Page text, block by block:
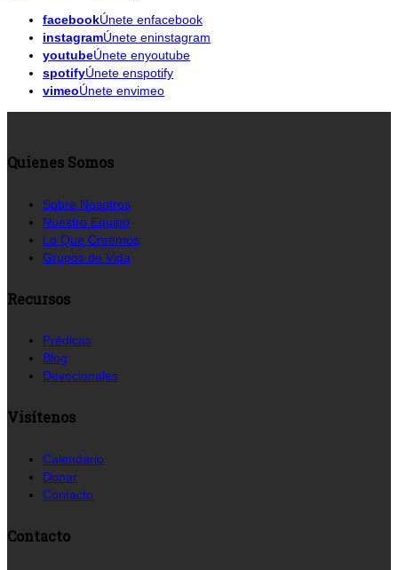
facebookÚnete enfacebook
instagramÚnete eninstagram
youtubeÚnete enyoutube
spotifyÚnete enspotify
vimeoÚnete envimeo
Quienes Somos
Sobre Nosotros
Nuestro Equipo
Lo Que Creemos
Grupos de Vida
Recursos
Prédicas
Blog
Devocionales
Visítenos
Calendario
Donar
Contacto
Contacto